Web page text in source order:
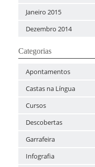
Janeiro 2015
Dezembro 2014
Categorias
Apontamentos
Castas na Língua
Cursos
Descobertas
Garrafeira
Infografia